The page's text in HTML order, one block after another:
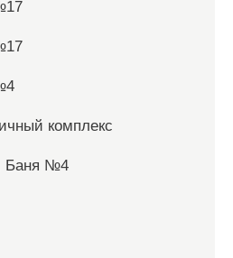
комплекс
Баня №4